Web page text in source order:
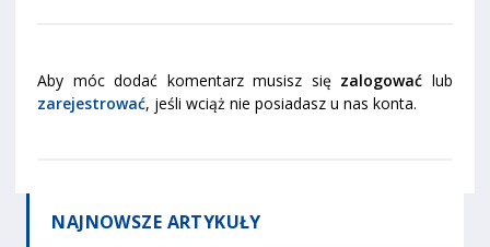
Aby móc dodać komentarz musisz się zalogować lub
zarejestrować, jeśli wciąż nie posiadasz u nas konta.
NAJNOWSZE ARTYKUŁY